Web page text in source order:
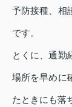
予防接種、相
です。
とくに、通勤
場所を早めに
たときにも落